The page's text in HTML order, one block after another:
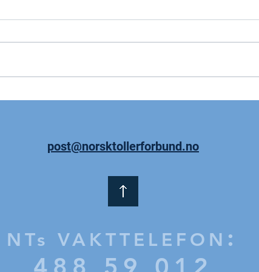
Eksklusiv rådgivning for
post@norsktollerforbund.no
NTs VAKTTELEFON :